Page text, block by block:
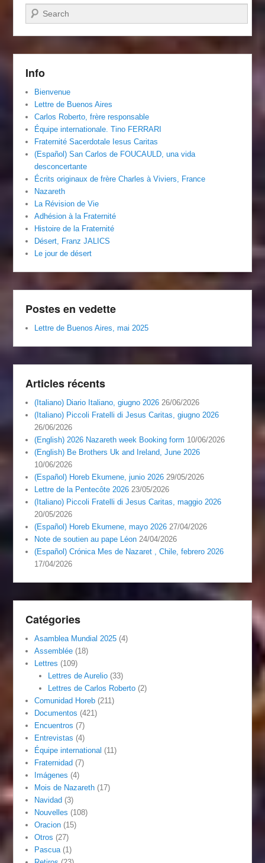
Recherche
Info
Bienvenue
Lettre de Buenos Aires
Carlos Roberto, frère responsable
Équipe internationale. Tino FERRARI
Fraternité Sacerdotale Iesus Caritas
(Español) San Carlos de FOUCAULD, una vida
desconcertante
Écrits originaux de frère Charles à Viviers, France
Nazareth
La Révision de Vie
Adhésion à la Fraternité
Histoire de la Fraternité
Désert, Franz JALICS
Le jour de désert
Postes en vedette
Lettre de Buenos Aires, mai 2025
Articles récents
(Italiano) Diario Italiano, giugno 2026 26/06/2026
(Italiano) Piccoli Fratelli di Jesus Caritas, giugno 2026
26/06/2026
(English) 2026 Nazareth week Booking form 10/06/2026
(English) Be Brothers Uk and Ireland, June 2026
10/06/2026
(Español) Horeb Ekumene, junio 2026 29/05/2026
Lettre de la Pentecôte 2026 23/05/2026
(Italiano) Piccoli Fratelli di Jesus Caritas, maggio 2026
20/05/2026
(Español) Horeb Ekumene, mayo 2026 27/04/2026
Note de soutien au pape Léon 24/04/2026
(Español) Crónica Mes de Nazaret , Chile, febrero 2026
17/04/2026
Catégories
Asamblea Mundial 2025 (4)
Assemblée (18)
Lettres (109)
Lettres de Aurelio(33)
Lettres de Carlos Roberto(2)
Comunidad Horeb (211)
Documentos (421)
Encuentros (7)
Entrevistas (4)
Équipe international (11)
Fraternidad (7)
Imágenes (4)
Mois de Nazareth (17)
Navidad (3)
Nouvelles (108)
Oracion (15)
Otros (27)
Pascua(1)